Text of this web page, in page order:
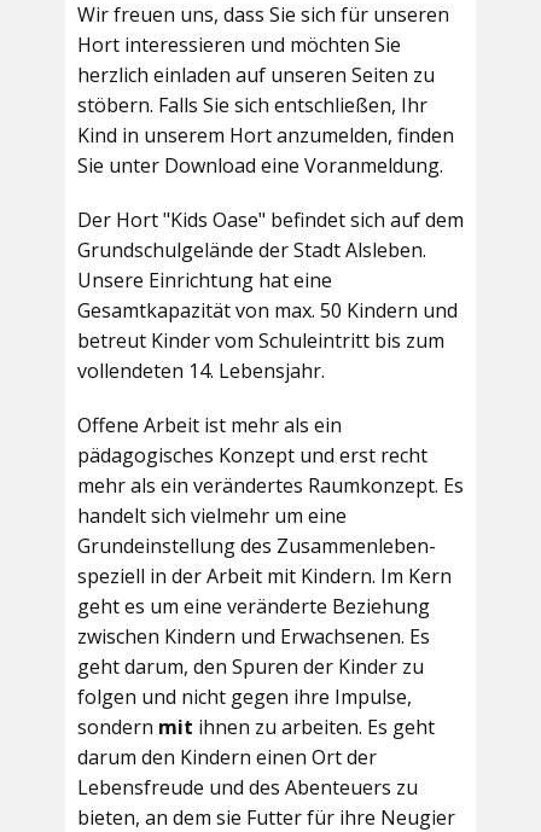
Wir freuen uns, dass Sie sich für unseren
Hort interessieren und möchten Sie
herzlich einladen auf unseren Seiten zu
stöbern. Falls Sie sich entschließen, Ihr
Kind in unserem Hort anzumelden, finden
Sie unter Download eine Voranmeldung.
Der Hort "Kids Oase" befindet sich auf dem
Grundschulgelände der Stadt Alsleben.
Unsere Einrichtung hat eine
Gesamtkapazität von max. 50 Kindern und
betreut Kinder vom Schuleintritt bis zum
vollendeten 14. Lebensjahr.
Offene Arbeit ist mehr als ein
pädagogisches Konzept und erst recht
mehr als ein verändertes Raumkonzept. Es
handelt sich vielmehr um eine
Grundeinstellung des Zusammenleben-
speziell in der Arbeit mit Kindern. Im Kern
geht es um eine veränderte Beziehung
zwischen Kindern und Erwachsenen. Es
geht darum, den Spuren der Kinder zu
folgen und nicht gegen ihre Impulse,
sondern mit ihnen zu arbeiten. Es geht
darum den Kindern einen Ort der
Lebensfreude und des Abenteuers zu
bieten, an dem sie Futter für ihre Neugier